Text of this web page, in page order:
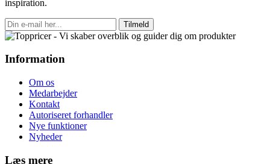
inspiration.
Tilmeld
Information
Om os
Medarbejder
Kontakt
Autoriseret forhandler
Nye funktioner
Nyheder
Læs mere